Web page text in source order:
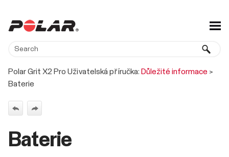
Skip To Main Content
Polar Grit X2 Pro Uživatelská příručka: Důležité informace >
Baterie
Baterie